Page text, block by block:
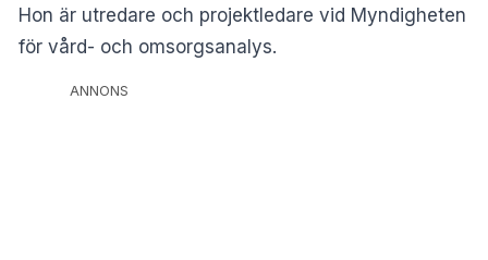
Hon är utredare och projektledare vid Myndigheten
för vård- och omsorgsanalys.
ANNONS